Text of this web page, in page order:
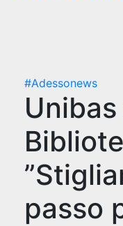
#Adessonews
passo